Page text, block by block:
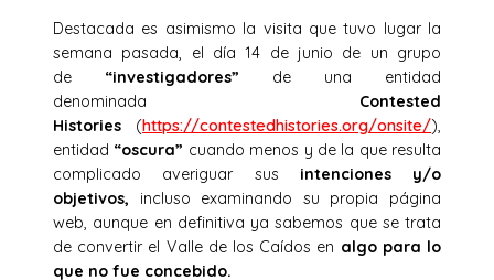
Destacada es asimismo la visita que tuvo lugar la
semana pasada, el día 14 de junio de un grupo
de “investigadores” de una entidad
denominada Contested
Histories (https://contestedhistories.org/onsite/),
entidad “oscura” cuando menos y de la que resulta
complicado averiguar sus intenciones y/o
objetivos, incluso examinando su propia página
web, aunque en definitiva ya sabemos que se trata
de convertir el Valle de los Caídos en algo para lo
que no fue concebido.